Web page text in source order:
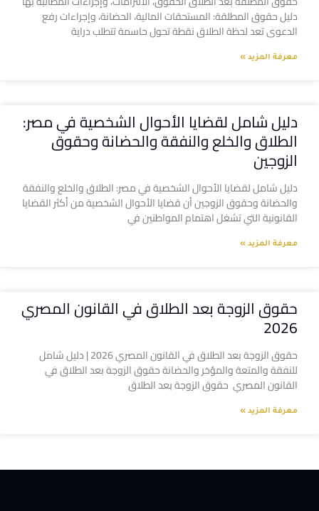
دليل حقوق المطلقة: المستحقات المالية، الحضانة، وإجراءات رفع
الدعوى تعد لحظة الطلاق نقطة تحول حاسمة تتطلب دراية
معرفة المزيد »
دليل شامل لقضايا الأحوال الشخصية في مصر:
الطلاق والخلع والنفقة والحضانة وحقوق
الزوجين
دليل شامل لقضايا الأحوال الشخصية في مصر: الطلاق والخلع والنفقة
والحضانة وحقوق الزوجين أن قضايا الأحوال الشخصية من أكثر القضايا
القانونية التي تشغل اهتمام المواطنين في
معرفة المزيد »
حقوق الزوجة بعد الطلاق في القانون المصري
2026
حقوق الزوجة بعد الطلاق في القانون المصري 2026 | دليل شامل
للنفقة والمتعة والمؤخر والحضانة حقوق الزوجة بعد الطلاق في
القانون المصري حقوق الزوجة بعد الطلاق
معرفة المزيد »